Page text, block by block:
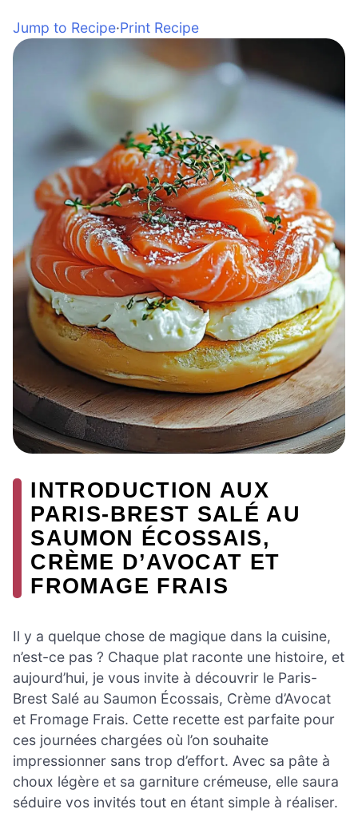
Jump to Recipe·Print Recipe
INTRODUCTION AUX
PARIS-BREST SALÉ AU
SAUMON ÉCOSSAIS,
CRÈME D’AVOCAT ET
FROMAGE FRAIS
Il y a quelque chose de magique dans la cuisine,
n’est-ce pas ? Chaque plat raconte une histoire, et
aujourd’hui, je vous invite à découvrir le Paris-
Brest Salé au Saumon Écossais, Crème d’Avocat
et Fromage Frais. Cette recette est parfaite pour
ces journées chargées où l’on souhaite
impressionner sans trop d’effort. Avec sa pâte à
choux légère et sa garniture crémeuse, elle saura
séduire vos invités tout en étant simple à réaliser.